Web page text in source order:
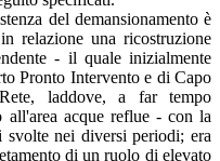
del demansionamento è
relazione una ricostruzione
- il quale inizialmente
Pronto Intervento e di Capo
laddove, a far tempo
all'area acque reflue - con la
svolte nei diversi periodi; era
di un ruolo di elevato